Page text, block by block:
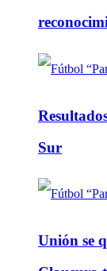
Sur
Unión se